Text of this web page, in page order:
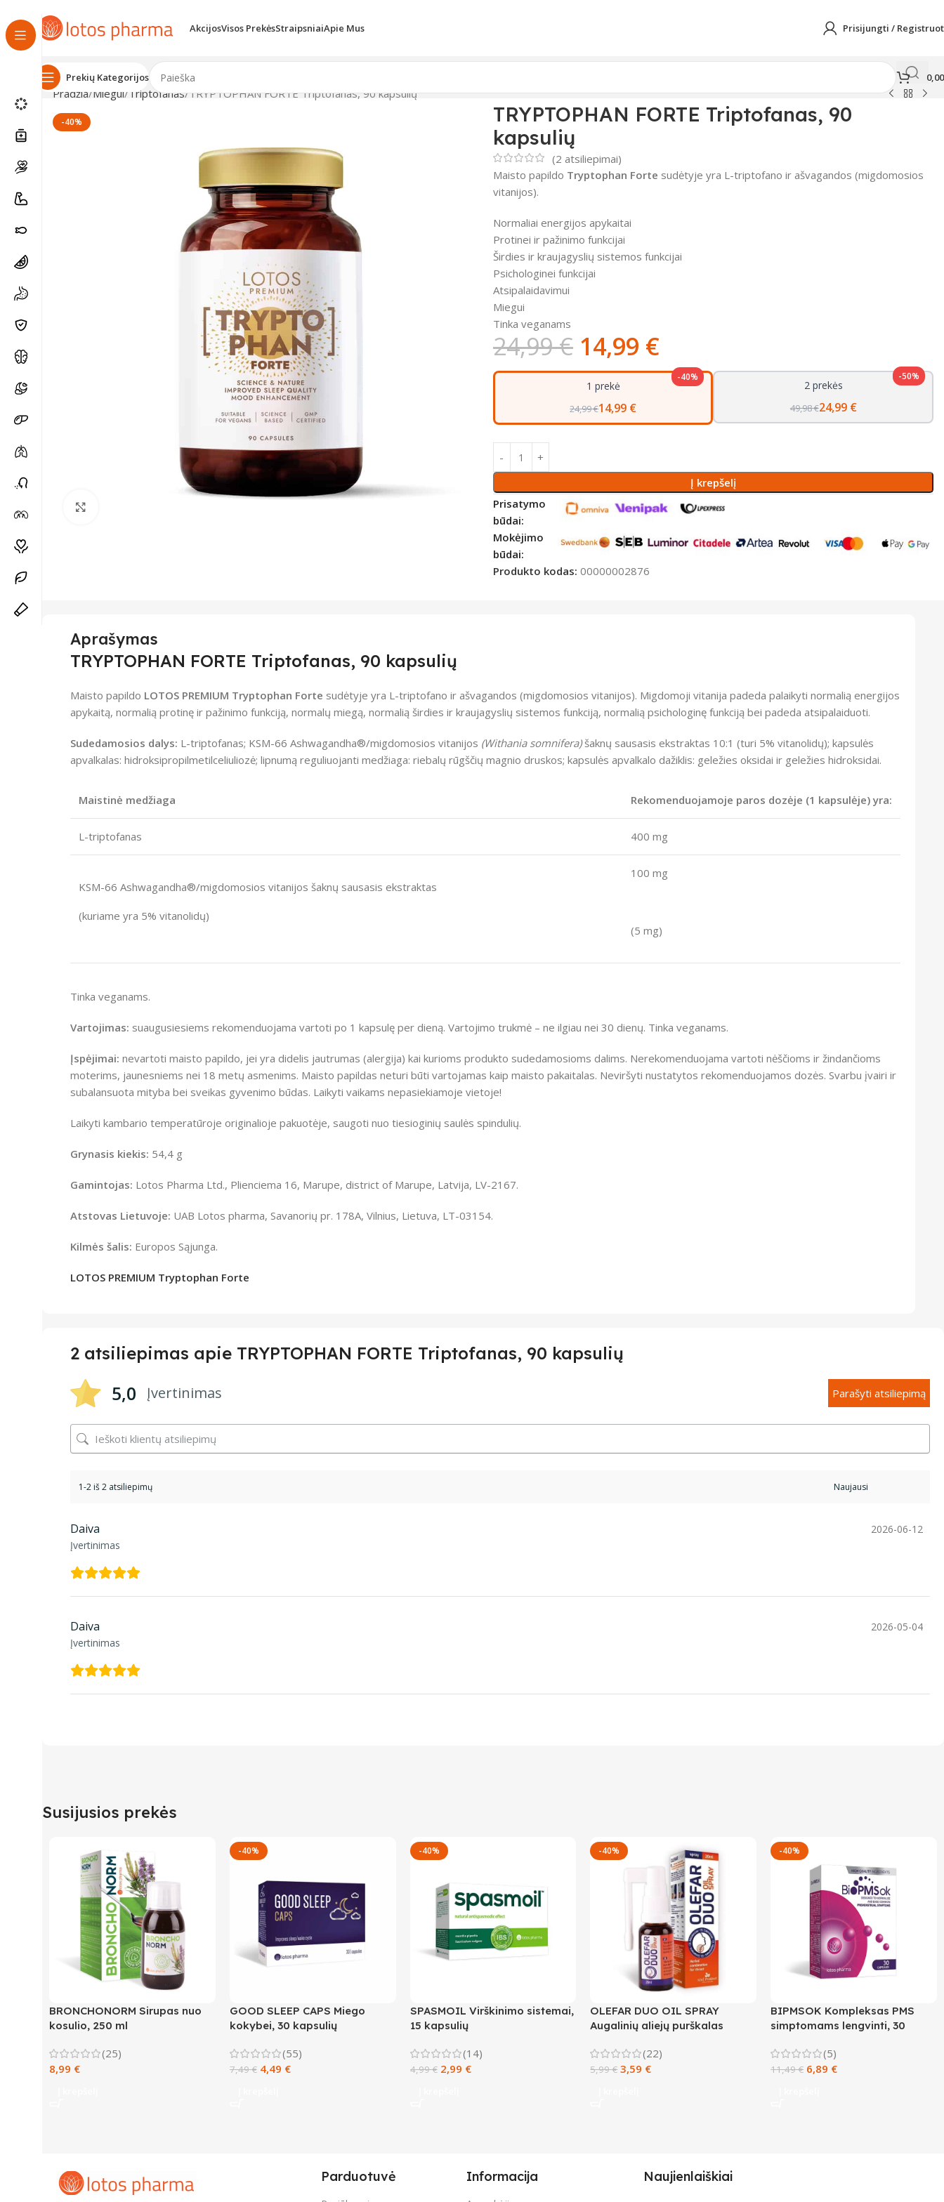
AkcijosVisos PrekėsStraipsniaiApie Mus Prisijungti /
Prekių Kategorijos
Pradžia Miegui Triptofanas TRYPTOPHAN FORTE Triptofanas, 90 kapsulių
-40%
TRYPTOPHAN FORTE Triptofanas, 90
kapsulių
(2 atsiliepimai)
Maisto papildo Tryptophan Forte sudėtyje yra L-triptofano ir ašvagandos (migdomosios
vitanijos).
Normaliai energijos apykaitai
Protinei ir pažinimo funkcijai
Širdies ir kraujagyslių sistemos funkcijai
Psichologinei funkcijai
Atsipalaidavimui
Miegui
Tinka veganams
24,99€ 14,99 €
-40%
1 prekė
24,99 €14,99 €
-50%
2 prekės
49,98 €24,99 €
Į krepšelį
Prisatymo
būdai:
Mokėjimo
būdai:
Produkto kodas: 00000002876
Aprašymas
TRYPTOPHAN FORTE Triptofanas, 90 kapsulių
Maisto papildo LOTOS PREMIUM Tryptophan Forte sudėtyje yra L-triptofano ir ašvagandos (migdomosios vitanijos). Migdomoji vitanija padeda palaikyti normalią energijos
apykaitą, normalią protinę ir pažinimo funkciją, normalų miegą, normalią širdies ir kraujagyslių sistemos funkciją, normalią psichologinę funkciją bei padeda atsipalaiduoti.
Sudedamosios dalys: L-triptofanas; KSM-66 Ashwagandha®/migdomosios vitanijos (Withania somnifera)šaknų sausasis ekstraktas 10:1 (turi 5% vitanolidų); kapsulės
apvalkalas: hidroksipropilmetilceliuliozė; lipnumą reguliuojanti medžiaga: riebalų rūgščių magnio druskos; kapsulės apvalkalo dažiklis: geležies oksidai ir geležies hidroksidai.
Maistinė medžiaga Rekomenduojamoje paros dozėje (1 kapsulėje) yra:
L-triptofanas 400 mg
KSM-66 Ashwagandha®/migdomosios vitanijos šaknų sausasis ekstraktas
(kuriame yra 5% vitanolidų)
100 mg
(5 mg)
Tinka veganams.
Vartojimas: suaugusiesiems rekomenduojama vartoti po 1 kapsulę per dieną. Vartojimo trukmė – ne ilgiau nei 30 dienų. Tinka veganams.
Įspėjimai: nevartoti maisto papildo, jei yra didelis jautrumas (alergija) kai kurioms produkto sudedamosioms dalims. Nerekomenduojama vartoti nėščioms ir žindančioms
moterims, jaunesniems nei 18 metų asmenims. Maisto papildas neturi būti vartojamas kaip maisto pakaitalas. Neviršyti nustatytos rekomenduojamos dozės. Svarbu įvairi ir
subalansuota mityba bei sveikas gyvenimo būdas. Laikyti vaikams nepasiekiamoje vietoje!
Laikyti kambario temperatūroje originalioje pakuotėje, saugoti nuo tiesioginių saulės spindulių.
Grynasis kiekis: 54,4 g
Gamintojas: Lotos Pharma Ltd., Plienciema 16, Marupe, district of Marupe, Latvija, LV-2167.
Atstovas Lietuvoje: UAB Lotos pharma, Savanorių pr. 178A, Vilnius, Lietuva, LT-03154.
Kilmės šalis: Europos Sąjunga.
LOTOS PREMIUM Tryptophan Forte
2 atsiliepimas apie TRYPTOPHAN FORTE Triptofanas, 90 kapsulių
5,0 Įvertinimas Parašyti atsiliepimą
1-2 iš 2 atsiliepimų
Daiva
Įvertinimas
2026-06-12
Daiva
Įvertinimas
2026-05-04
Susijusios prekės
BRONCHONORM Sirupas nuo
kosulio, 250 ml
(25)
8,99 €
-40%
GOOD SLEEP CAPS Miego
kokybei, 30 kapsulių
(55)
7,49€ 4,49 €
-40%
SPASMOIL Virškinimo sistemai,
15 kapsulių
(14)
4,99€ 2,99 €
-40%
OLEFAR DUO OIL SPRAY
Augalinių aliejų purškalas
(22)
5,99€ 3,59 €
-40%
BIPMSOK Kompleksas PMS
simptomams lengvinti, 30
(5)
11,49€ 6,89 €
Parduotuvė Informacija Naujienlaiškiai